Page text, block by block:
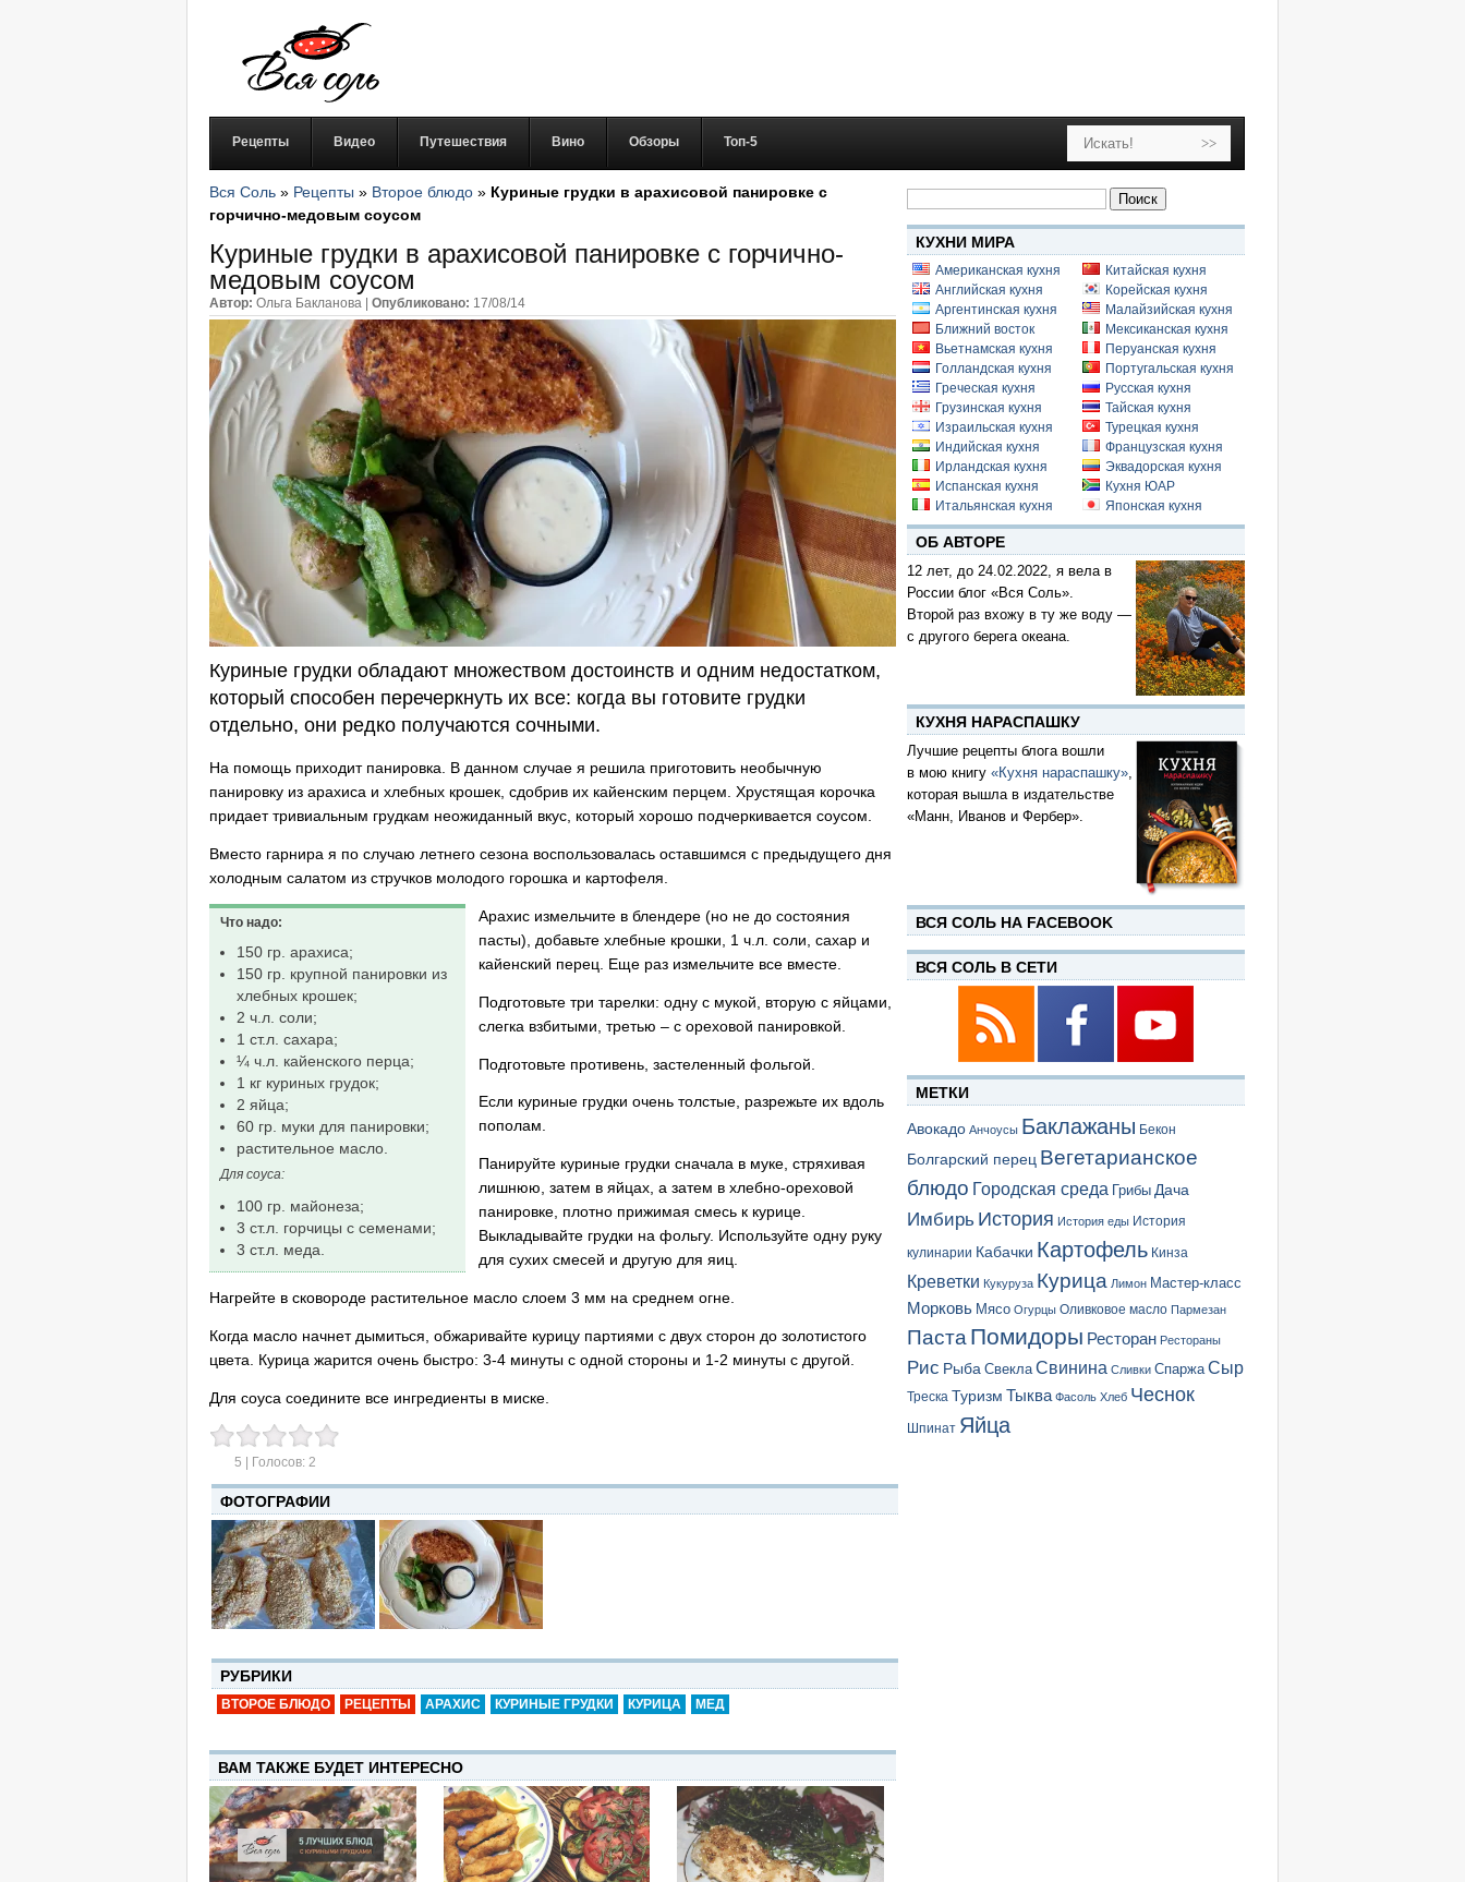
Рецепты Видео Путешествия Вино Обзоры Топ-5
Вся Соль » Рецепты » Второе блюдо » Куриные грудки в арахисовой панировке с
горчично-медовым соусом
Куриные грудки в арахисовой панировке с горчично-
медовым соусом
Автор: Ольга Бакланова | Опубликовано: 17/08/14
Куриные грудки обладают множеством достоинств и одним недостатком,
который способен перечеркнуть их все: когда вы готовите грудки
отдельно, они редко получаются сочными.
На помощь приходит панировка. В данном случае я решила приготовить необычную
панировку из арахиса и хлебных крошек, сдобрив их кайенским перцем. Хрустящая корочка
придает тривиальным грудкам неожиданный вкус, который хорошо подчеркивается соусом.
Вместо гарнира я по случаю летнего сезона воспользовалась оставшимся с предыдущего дня
холодным салатом из стручков молодого горошка и картофеля.
Что надо:
150 гр. арахиса;
150 гр. крупной панировки из
хлебных крошек;
2 ч.л. соли;
1 ст.л. сахара;
¼ ч.л. кайенского перца;
1 кг куриных грудок;
2 яйца;
60 гр. муки для панировки;
растительное масло.
Для соуса:
100 гр. майонеза;
3 ст.л. горчицы с семенами;
3 ст.л. меда.
Арахис измельчите в блендере (но не до состояния
пасты), добавьте хлебные крошки, 1 ч.л. соли, сахар и
кайенский перец. Еще раз измельчите все вместе.
Подготовьте три тарелки: одну с мукой, вторую с яйцами,
слегка взбитыми, третью – с ореховой панировкой.
Подготовьте противень, застеленный фольгой.
Если куриные грудки очень толстые, разрежьте их вдоль
пополам.
Панируйте куриные грудки сначала в муке, стряхивая
лишнюю, затем в яйцах, а затем в хлебно-ореховой
панировке, плотно прижимая смесь к курице.
Выкладывайте грудки на фольгу. Используйте одну руку
для сухих смесей и другую для яиц.
Нагрейте в сковороде растительное масло слоем 3 мм на среднем огне.
Когда масло начнет дымиться, обжаривайте курицу партиями с двух сторон до золотистого
цвета. Курица жарится очень быстро: 3-4 минуты с одной стороны и 1-2 минуты с другой.
Для соуса соедините все ингредиенты в миске.
5 | Голосов: 2
ФОТОГРАФИИ
РУБРИКИ
ВТОРОЕ БЛЮДО РЕЦЕПТЫ АРАХИС КУРИНЫЕ ГРУДКИ КУРИЦА МЕД
ВАМ ТАКЖЕ БУДЕТ ИНТЕРЕСНО
Найти:
КУХНИ МИРА
Американская кухня
Английская кухня
Аргентинская кухня
Ближний восток
Вьетнамская кухня
Голландская кухня
Греческая кухня
Грузинская кухня
Израильская кухня
Индийская кухня
Ирландская кухня
Испанская кухня
Итальянская кухня
Китайская кухня
Корейская кухня
Малайзийская кухня
Мексиканская кухня
Перуанская кухня
Португальская кухня
Русская кухня
Тайская кухня
Турецкая кухня
Французская кухня
Эквадорская кухня
Кухня ЮАР
Японская кухня
ОБ АВТОРЕ
12 лет, до 24.02.2022, я вела в
России блог «Вся Соль».
Второй раз вхожу в ту же воду —
с другого берега океана.
КУХНЯ НАРАСПАШКУ
Лучшие рецепты блога вошли
в мою книгу «Кухня нараспашку»,
которая вышла в издательстве
«Манн, Иванов и Фербер».
ВСЯ СОЛЬ НА FACEBOOK
ВСЯ СОЛЬ В СЕТИ
МЕТКИ
Авокадо Анчоусы Баклажаны Бекон
Болгарский перец Вегетарианское
блюдо Городская среда Грибы Дача
Имбирь История История еды История
кулинарии Кабачки Картофель Кинза
Креветки Кукуруза Курица Лимон Мастер-класс
Морковь Мясо Огурцы Оливковое масло Пармезан
ПастаПомидоры Ресторан Рестораны
Рис Рыба Свекла Свинина Сливки Спаржа Сыр
Треска Туризм Тыква Фасоль Хлеб Чеснок
Шпинат Яйца